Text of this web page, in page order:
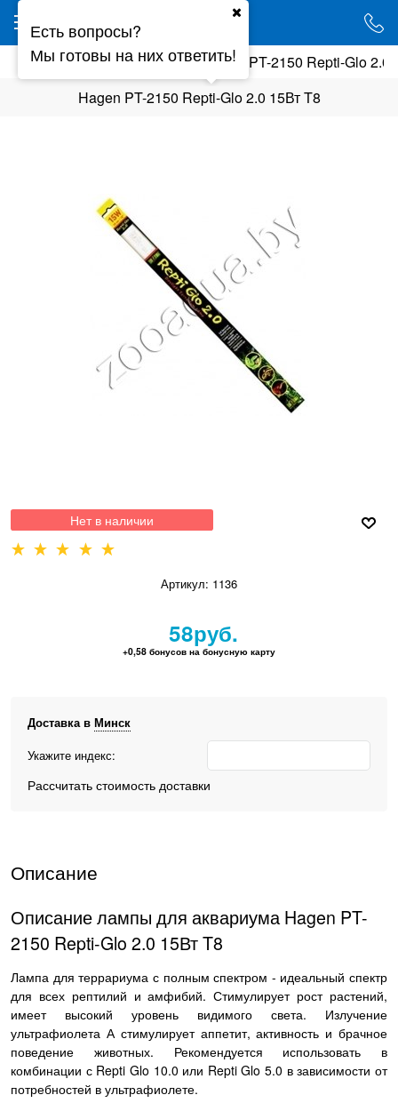
УФ лампы,освещение
Hagen PT-2150 Repti-Glo 2.0
Hagen PT-2150 Repti-Glo 2.0 15Вт T8
Нет в наличии
Артикул: 1136
58руб.
+0,58 бонусов на бонусную карту
Доставка в Минск
Укажите индекс:
Рассчитать стоимость доставки
Описание
Описание лампы для аквариума Hagen PT-
2150 Repti-Glo 2.0 15Вт T8
Лампа для террариума с полным спектром - идеальный спектр
для всех рептилий и амфибий. Стимулирует рост растений,
имеет высокий уровень видимого света. Излучение
ультрафиолета А стимулирует аппетит, активность и брачное
поведение животных. Рекомендуется использовать в
комбинации с Repti Glo 10.0 или Repti Glo 5.0 в зависимости от
потребностей в ультрафиолете.
Есть вопросы?
Мы готовы на них ответить!
Ваш город - Минск,
угадали?
ДА НЕТ